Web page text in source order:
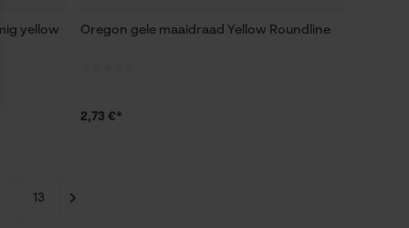
yellow
Oregon gele maaidraad Yellow Roundline
2,73 €*
13